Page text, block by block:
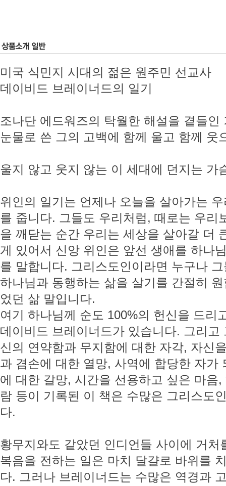
미국 식민지 시대의 젊은 원주민 선교사
데이비드 브레이너드의 일기
조나단 에드워즈의 탁월한 해설을 곁들인
눈물로 쓴 그의 고백에 함께 울고 함께 웃
울지 않고 웃지 않는 이 세대에 던지는 가
위인의 일기는 언제나 오늘을 살아가는
를 줍니다. 그들도 우리처럼, 때로는 우리
을 깨닫는 순간 우리는 세상을 살아갈 더
게 있어서 신앙 위인은 앞선 생애를 하나
를 말합니다. 그리스도인이라면 누구나
하나님과 동행하는 삶을 살기를 간절히
었던 삶 말입니다.
여기 하나님께 순도 100%의 헌신을 드리
데이비드 브레이너드가 있습니다. 그리
신의 연약함과 무지함에 대한 자각, 자신
과 겸손에 대한 열망, 사역에 합당한 자가
에 대한 갈망, 시간을 선용하고 싶은 마음
람 등이 기록된 이 책은 수많은 그리스도
다.
황무지와도 같았던 인디언들 사이에 거
복음을 전하는 일은 마치 달걀로 바위를
다. 그러나 브레이너드는 수많은 역경과